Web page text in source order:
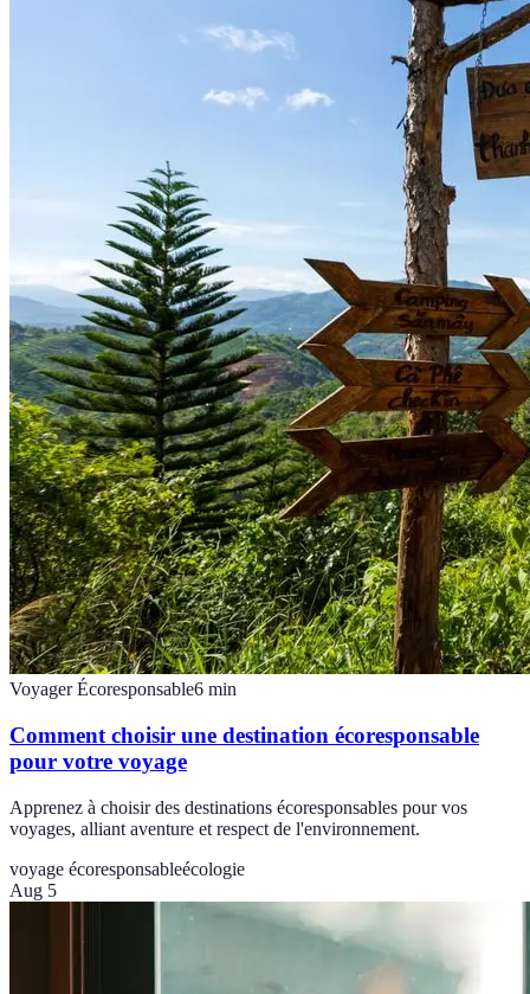
Voyager Écoresponsable6 min
Comment choisir une destination écoresponsable
pour votre voyage
Apprenez à choisir des destinations écoresponsables pour vos
voyages, alliant aventure et respect de l'environnement.
voyage écoresponsableécologie
Aug 5